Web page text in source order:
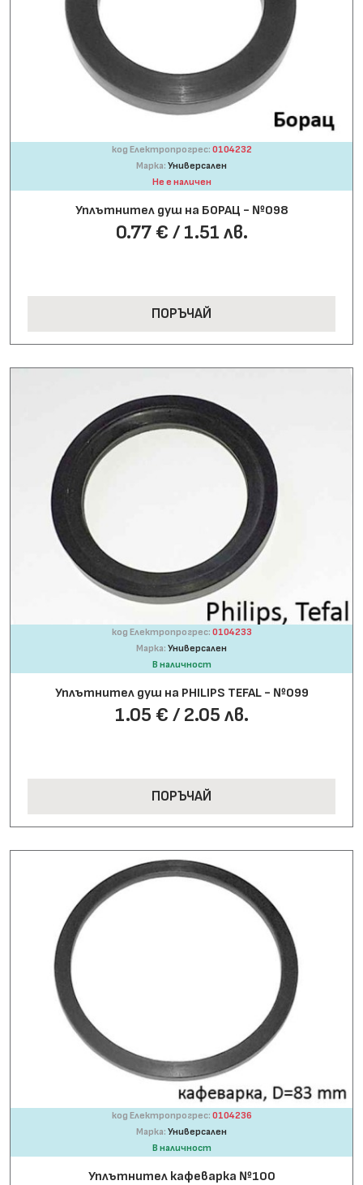
код Електропрогрес: 0104232
Марка: Универсален
Не е наличен
Уплътнител душ на БОРАЦ - №098
0.77 € / 1.51 лв.
ПОРЪЧАЙ
код Електропрогрес: 0104233
Марка: Универсален
В наличност
Уплътнител душ на PHILIPS TEFAL - №099
1.05 € / 2.05 лв.
ПОРЪЧАЙ
код Електропрогрес: 0104236
Марка: Универсален
В наличност
Уплътнител кафеварка №100